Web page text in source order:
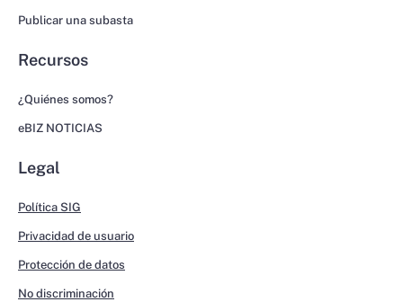
Publicar una subasta
Recursos
¿Quiénes somos?
eBIZ NOTICIAS
Legal
Política SIG
Privacidad de usuario
Protección de datos
No discriminación